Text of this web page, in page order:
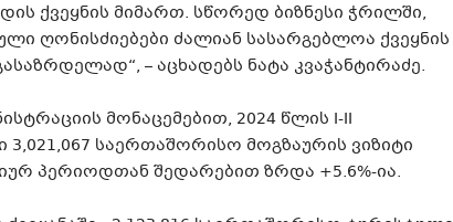
ქვეყნის მიმართ. სწორედ ბიზნესი ჭრილში,
ღონისძიებები ძალიან სასარგებლოა ქვეყნის
– აცხადებს ნატა კვაჭანტირაძე.
მონაცემებით, 2024 წლის I-II
საერთაშორისო მოგზაურის ვიზიტი
პერიოდთან შედარებით ზრდა +5.6%-ია.